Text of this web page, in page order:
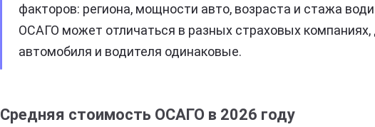
факторов: региона, мощности авто, возраста и стажа
ОСАГО может отличаться в разных страховых
автомобиля и водителя одинаковые.
Средняя стоимость ОСАГО в 2026 году